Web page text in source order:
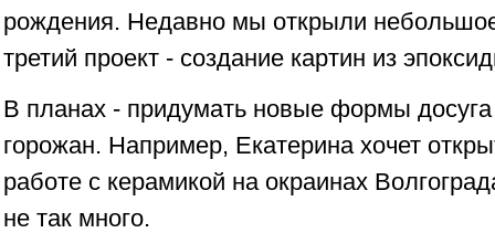
рождения. Недавно мы открыли
третий проект - создание картин из
В планах - придумать новые формы
горожан. Например, Екатерина хочет
работе с керамикой на окраинах
не так много.